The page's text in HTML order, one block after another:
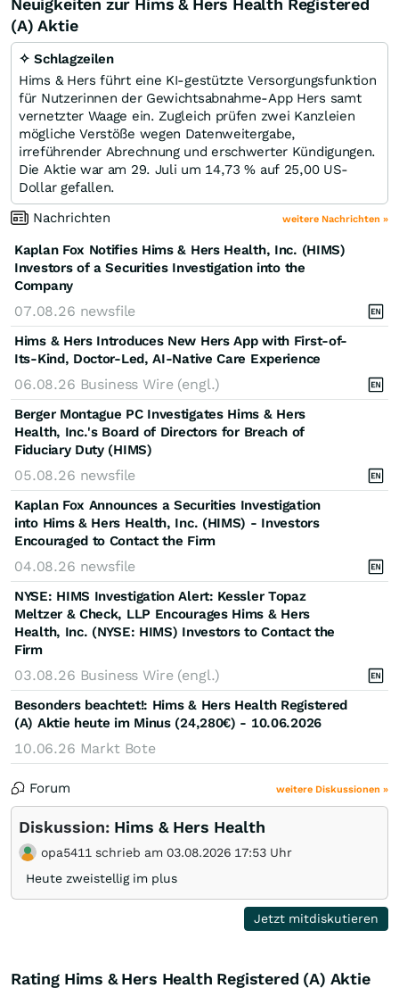
(A) Aktie
✧ Schlagzeilen
Hims & Hers führt eine KI-gestützte Versorgungsfunktion
für Nutzerinnen der Gewichtsabnahme-App Hers samt
vernetzter Waage ein. Zugleich prüfen zwei Kanzleien
mögliche Verstöße wegen Datenweitergabe,
irreführender Abrechnung und erschwerter Kündigungen.
Die Aktie war am 29. Juli um 14,73 % auf 25,00 US-
Dollar gefallen.
Nachrichten
weitere Nachrichten »
Kaplan Fox Notifies Hims & Hers Health, Inc. (HIMS)
Investors of a Securities Investigation into the
Company
07.08.26 newsfile
Hims & Hers Introduces New Hers App with First-of-
Its-Kind, Doctor-Led, AI-Native Care Experience
06.08.26 Business Wire (engl.)
Berger Montague PC Investigates Hims & Hers
Health, Inc.'s Board of Directors for Breach of
Fiduciary Duty (HIMS)
05.08.26 newsfile
Kaplan Fox Announces a Securities Investigation
into Hims & Hers Health, Inc. (HIMS) - Investors
Encouraged to Contact the Firm
04.08.26 newsfile
NYSE: HIMS Investigation Alert: Kessler Topaz
Meltzer & Check, LLP Encourages Hims & Hers
Health, Inc. (NYSE: HIMS) Investors to Contact the
Firm
03.08.26 Business Wire (engl.)
Besonders beachtet!: Hims & Hers Health Registered
(A) Aktie heute im Minus (24,280€) - 10.06.2026
10.06.26 Markt Bote
Forum weitere Diskussionen »
Diskussion: Hims & Hers Health
opa5411 schrieb am 03.08.2026 17:53 Uhr
Heute zweistellig im plus
Jetzt mitdiskutieren
Rating Hims & Hers Health Registered (A) Aktie